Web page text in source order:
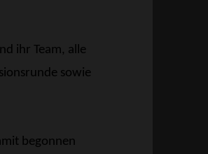
ihr Team, alle
sowie
begonnen